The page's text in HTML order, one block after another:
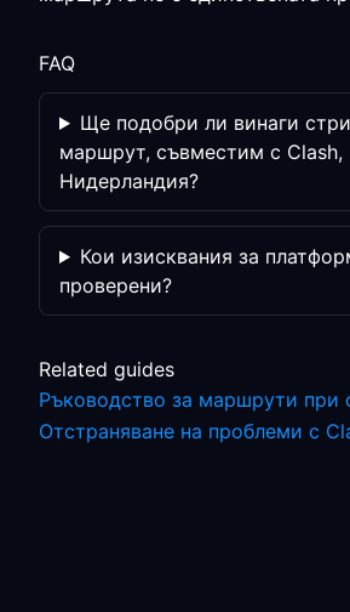
FAQ
Ще подобри ли винаги
маршрут, съвместим с Clash,
Нидерландия?
Кои изисквания за
проверени?
Related guides
Ръководство за маршрути при
Отстраняване на проблеми с